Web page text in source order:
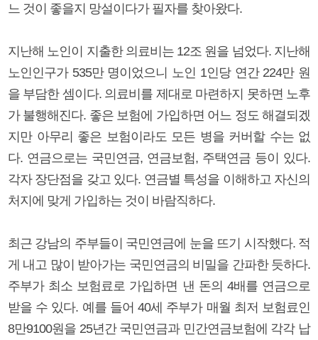
느 것이 좋을지 망설이다가 필자를 찾아왔다.
지난해 노인이 지출한 의료비는 12조 원을 넘었다. 지난해
노인인구가 535만 명이었으니 노인 1인당 연간 224만 원
을 부담한 셈이다. 의료비를 제대로 마련하지 못하면 노후
가 불행해진다. 좋은 보험에 가입하면 어느 정도 해결되겠
지만 아무리 좋은 보험이라도 모든 병을 커버할 수는 없
다. 연금으로는 국민연금, 연금보험, 주택연금 등이 있다.
각자 장단점을 갖고 있다. 연금별 특성을 이해하고 자신의
처지에 맞게 가입하는 것이 바람직하다.
최근 강남의 주부들이 국민연금에 눈을 뜨기 시작했다. 적
게 내고 많이 받아가는 국민연금의 비밀을 간파한 듯하다.
주부가 최소 보험료로 가입하면 낸 돈의 4배를 연금으로
받을 수 있다. 예를 들어 40세 주부가 매월 최저 보험료인
8만9100원을 25년간 국민연금과 민간연금보험에 각각 납